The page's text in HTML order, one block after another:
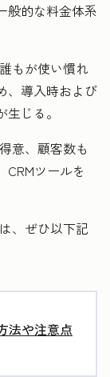
般的な料金体系
もが使い慣れ
、導入時および
じる。
意、顧客数も
ツールを
、ぜひ以下記
法や注意点